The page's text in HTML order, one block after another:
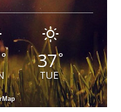
° 37°
TUE